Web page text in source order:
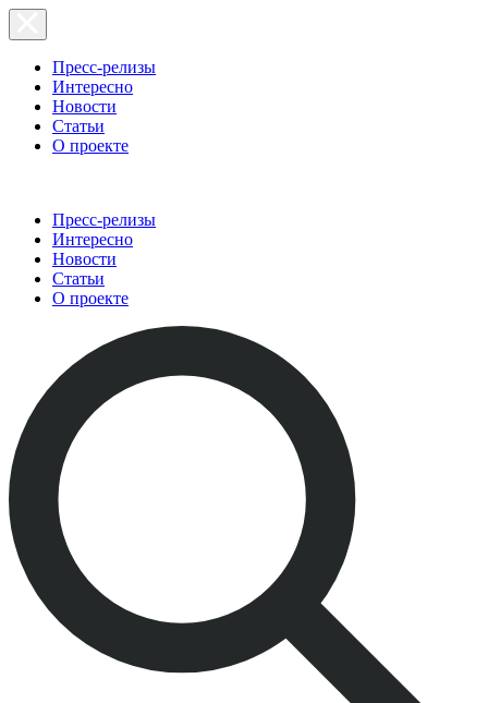
Пресс-релизы
Интересно
Новости
Статьи
О проекте
Пресс-релизы
Интересно
Новости
Статьи
О проекте